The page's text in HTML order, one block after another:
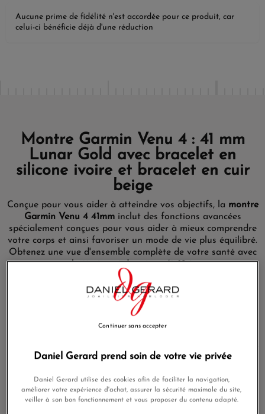
Aucune prime de fidélité n'est accordée pour ce produit, car
celui-ci bénéficie déjà d'une réduction
Montre Garmin Venu 4 : 41 mm
Lunar Gold avec bracelet en
silicone ivoire et bracelet en cuir
beige
Conçue pour vous aider à atteindre vos objectifs, la montre
Garmin Venu 4 41mminclut des fonctions avancées
spécialement conçues pour vous aider à mieux comprendre
votre corps et ainsi favoriser un mode de vie plus équilibré.
Obtenez une vue d'ensemble complète de votre santé avec
une batterie qui dure jusqu’à 12 jours.
Jusqu'à 10 jours d'autonomie en
mode montre connectée
Montre connectée avec écran ultra-lumineux et coloré,
montre Garmin Venu 4 41mm dispose de jusqu'à 18 jours
d'autonomie.
Daniel Gerard prend soin de votre vie privée
Daniel Gerard utilise des cookies afin de faciliter la navigation,
améliorer votre expérience d'achat, assurer la sécurité maximale du site,
veiller à son bon fonctionnement et vous proposer du contenu adapté.
Continuer sans accepter